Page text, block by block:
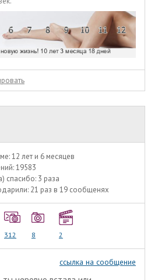
12 лет и 6 месяцев
19583
спасибо: 3 раза
21 раз в 19 сообщенях
312 8 2
ссылка на сообщение